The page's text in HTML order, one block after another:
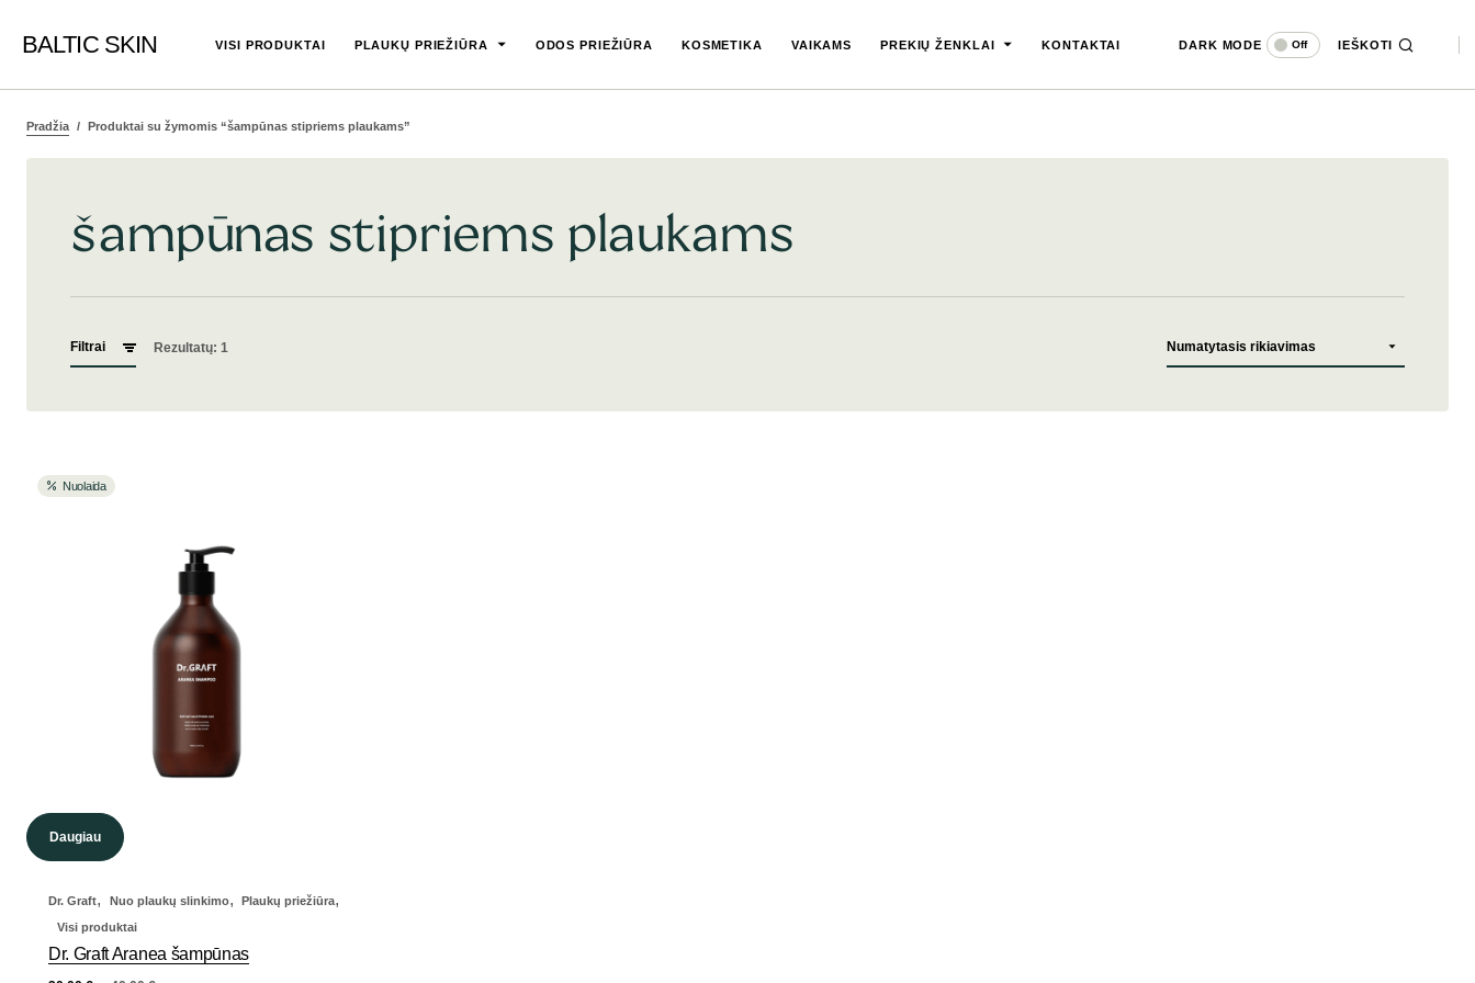
BALTIC SKIN VISI PRODUKTAI PLAUKŲ PRIEŽIŪRA ODOS PRIEŽIŪRA KOSMETIKA VAIKAMS PREKIŲ ŽENKLAI KONTAKTAI DARK MODE Off IEŠKOTI
Pradžia Produktai su žymomis “šampūnas stipriems plaukams”
šampūnas stipriems plaukams
Filtrai Rezultatų: 1
Nuolaida
Daugiau
Dr. Graft, Nuo plaukų slinkimo, Plaukų priežiūra,
Visi produktai
Dr. Graft Aranea šampūnas